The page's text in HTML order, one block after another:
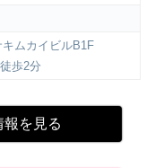
ムカイビルB1F
歩2分
を見る